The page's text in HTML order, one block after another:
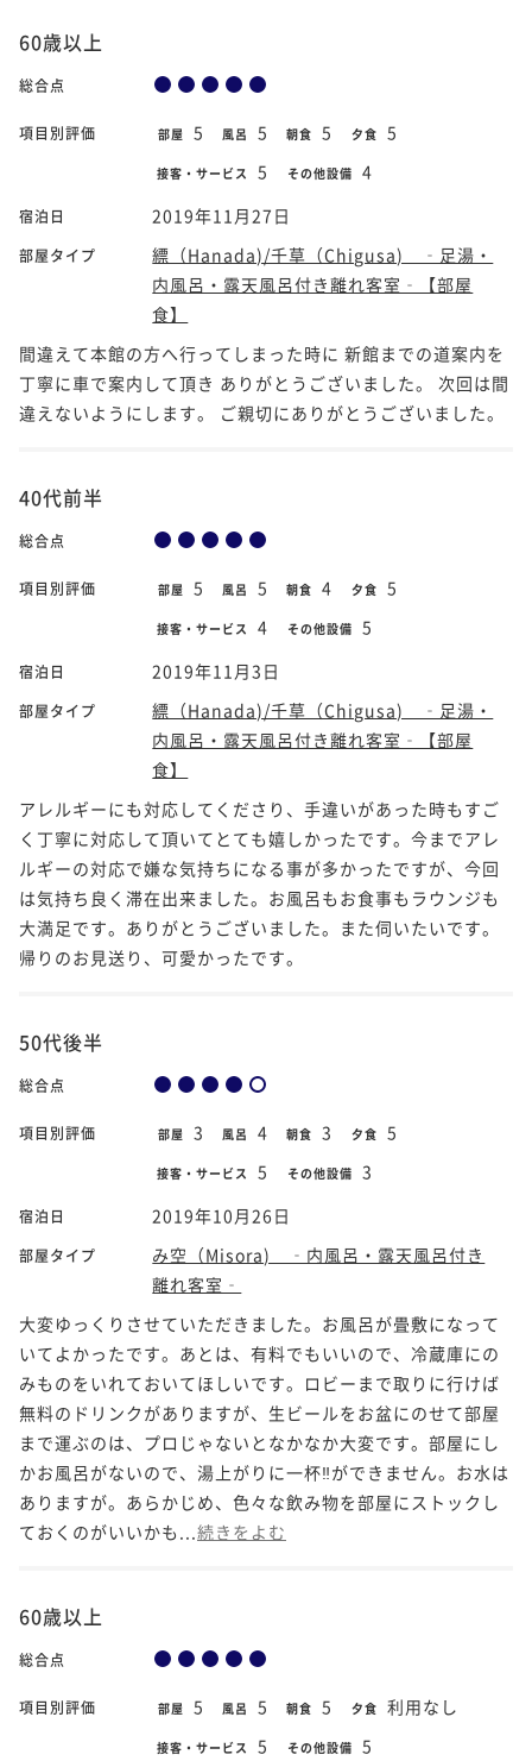
60歳以上
総合点
項目別評価 部屋 5 風呂 5 朝食 5 夕食 5
接客・サービス 5 その他設備 4
宿泊日 2019年11月27日
部屋タイプ
縹（Hanada)/千草（Chigusa) ‐足湯・
内風呂・露天風呂付き離れ客室‐【部屋
食】
間違えて本館の方へ行ってしまった時に 新館までの道案内を
丁寧に車で案内して頂き ありがとうございました。 次回は間
違えないようにします。 ご親切にありがとうございました。
40代前半
総合点
項目別評価 部屋 5 風呂 5 朝食 4 夕食 5
接客・サービス 4 その他設備 5
宿泊日 2019年11月3日
部屋タイプ
縹（Hanada)/千草（Chigusa) ‐足湯・
内風呂・露天風呂付き離れ客室‐【部屋
食】
アレルギーにも対応してくださり、手違いがあった時もすご
く丁寧に対応して頂いてとても嬉しかったです。今までアレ
ルギーの対応で嫌な気持ちになる事が多かったですが、今回
は気持ち良く滞在出来ました。お風呂もお食事もラウンジも
大満足です。ありがとうございました。また伺いたいです。
帰りのお見送り、可愛かったです。
50代後半
総合点
項目別評価 部屋 3 風呂 4 朝食 3 夕食 5
接客・サービス 5 その他設備 3
宿泊日 2019年10月26日
部屋タイプ
み空（Misora) ‐内風呂・露天風呂付き
離れ客室‐
大変ゆっくりさせていただきました。お風呂が畳敷になって
いてよかったです。あとは、有料でもいいので、冷蔵庫にの
みものをいれておいてほしいです。ロビーまで取りに行けば
無料のドリンクがありますが、生ビールをお盆にのせて部屋
まで運ぶのは、プロじゃないとなかなか大変です。部屋にし
かお風呂がないので、湯上がりに一杯‼️ができません。お水は
ありますが。あらかじめ、色々な飲み物を部屋にストックし
ておくのがいいかも... 続きをよむ
60歳以上
総合点
項目別評価 部屋 5 風呂 5 朝食 5 夕食 利用なし
接客・サービス 5 その他設備 5